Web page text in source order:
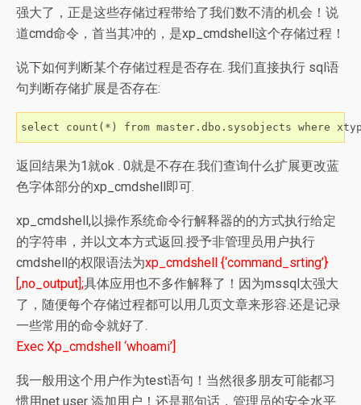
强大了，正是这些存储过程带给了我们数不清的机会！说
道cmd命令，首当其冲的，是xp_cmdshell这个存储过程！
说下如何判断某个存储过程是否存在. 我们直接执行 sql语
句判断存储扩展是否存在:
select count(*) from master.dbo.sysobjects where
返回结果为1就ok . 0就是不存在.我们查询什么扩展更改蓝
色字体部分的xp_cmdshell即可.
xp_cmdshell,以操作系统命令行解释器的的方式执行给定
的字符串，并以文本方式返回.授予非管理员用户执行
cmdshell的权限语法为xp_cmdshell {‘command_srting’}
[,no_output];具体应用也不多作解释了！因为mssql太强大
了，随便每个存储过程都可以用几页文章来形容.还是记录
一些常用的命令就好了.
Exec Xp_cmdshell ‘whoami’]
我一般用这个用户作为test语句！当然很多朋友可能都习
惯用net user 添加用户！还是那句话，管理员的安全水平